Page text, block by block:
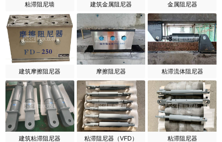
粘滞阻尼墙 建筑金属阻尼器 金属阻尼器
建筑摩擦阻尼器 摩擦阻尼器 粘滞流体阻尼器
建筑粘滞阻尼器 粘滞阻尼器（VFD） 粘滞阻尼器